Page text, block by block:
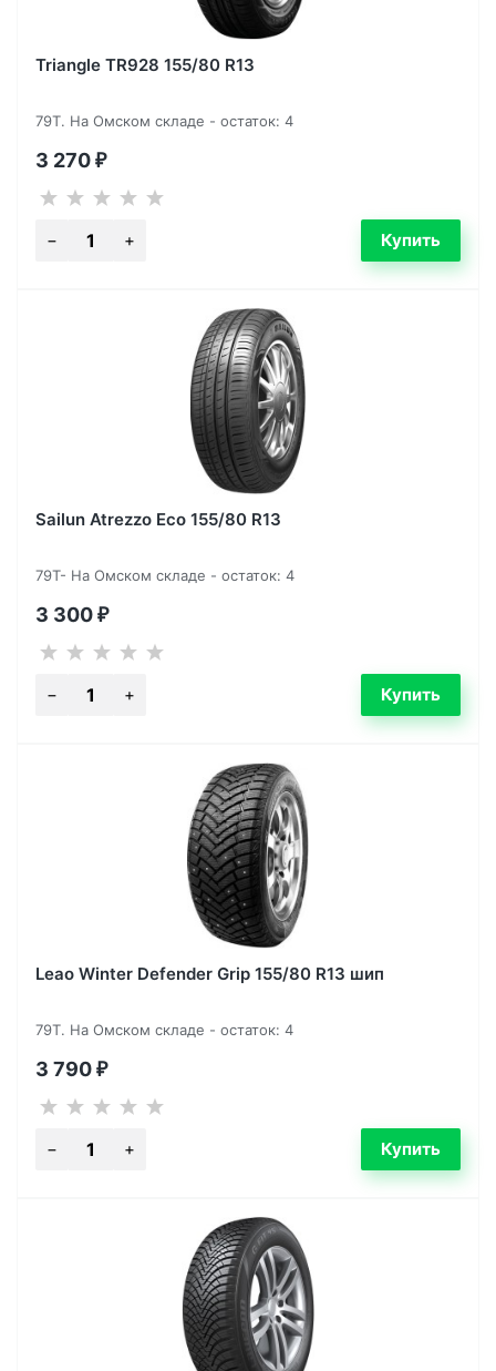
Triangle TR928 155/80 R13
79T. На Омском складе - остаток: 4
3 270 ₽
Sailun Atrezzo Eco 155/80 R13
79T- На Омском складе - остаток: 4
3 300 ₽
Leao Winter Defender Grip 155/80 R13 шип
79T. На Омском складе - остаток: 4
3 790 ₽